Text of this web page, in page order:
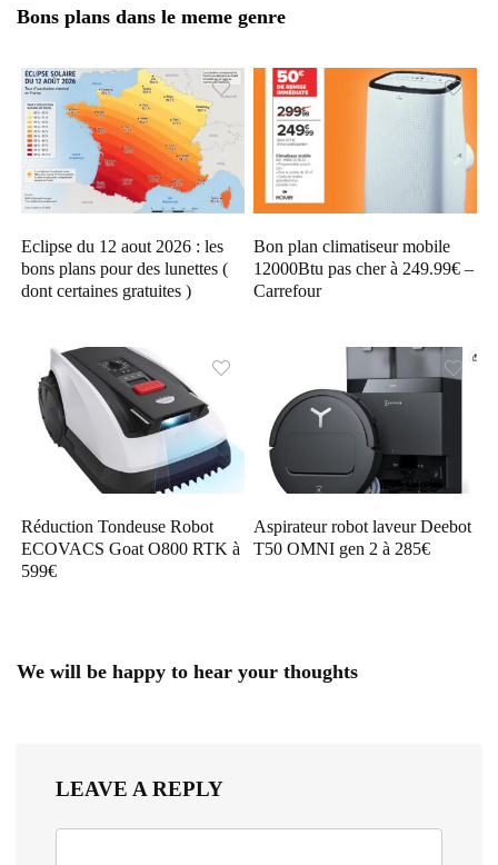
Bons plans dans le meme genre
Eclipse du 12 aout 2026 : les
bons plans pour des lunettes (
dont certaines gratuites )
Bon plan climatiseur mobile
12000Btu pas cher à 249.99€ –
Carrefour
Réduction Tondeuse Robot
ECOVACS Goat O800 RTK à
599€
Aspirateur robot laveur Deebot
T50 OMNI gen 2 à 285€
We will be happy to hear your thoughts
LEAVE A REPLY